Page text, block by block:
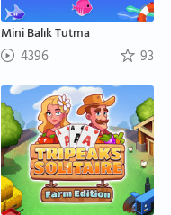
Mini Balık Tutma
4396 93